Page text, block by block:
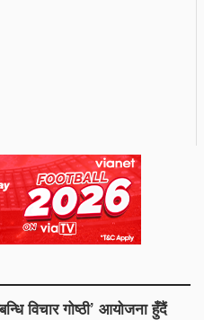
विचार गोष्ठी’ आयोजना हुँदैं